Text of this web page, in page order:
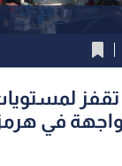
في